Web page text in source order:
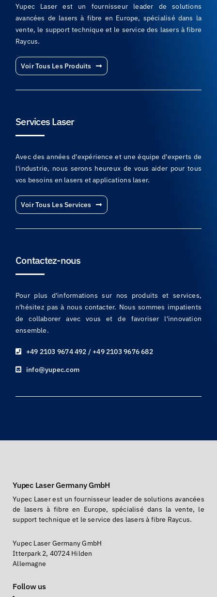
Yupec Laser est un fournisseur leader de solutions
avancées de lasers à fibre en Europe, spécialisé dans la
vente, le support technique et le service des lasers à fibre
Raycus.
Voir Tous Les Produits
Services Laser
Avec des années d'expérience et une équipe d'experts de
l'industrie, nous serons heureux de vous aider pour tous
vos besoins en lasers et applications laser.
Voir Tous Les Services
Contactez-nous
Pour plus d'informations sur nos produits et services,
n'hésitez pas à nous contacter. Nous sommes impatients
de collaborer avec vous et de favoriser l'innovation
ensemble.
+49 2103 9674 492 / +49 2103 9676 682
info@yupec.com
Yupec Laser Germany GmbH
Yupec Laser est un fournisseur leader de solutions avancées
de lasers à fibre en Europe, spécialisé dans la vente, le
support technique et le service des lasers à fibre Raycus.
Yupec Laser Germany GmbH
Itterpark 2, 40724 Hilden
Allemagne
Follow us